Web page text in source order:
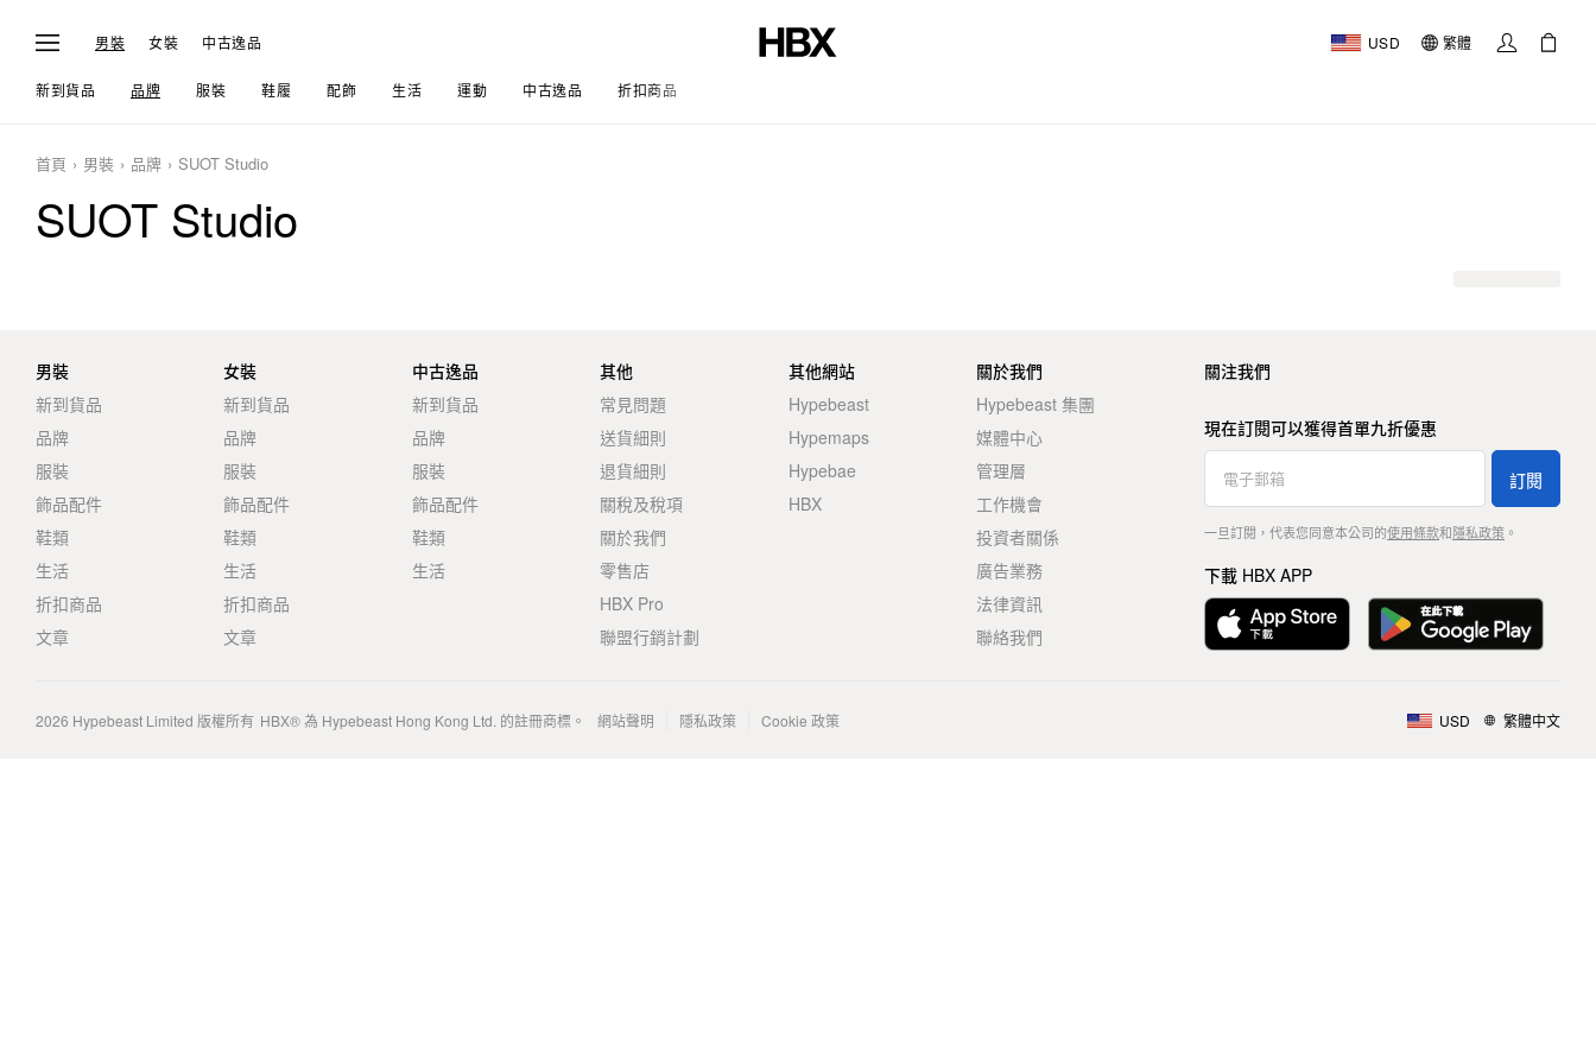
男裝 女裝 中古逸品 USD 繁體
新到貨品 品牌 服裝 鞋履 配飾 生活 運動 中古逸品 折扣商品
首頁 男裝 品牌 SUOT Studio
SUOT Studio
男裝
新到貨品
品牌
服裝
飾品配件
鞋類
生活
折扣商品
文章
女裝
新到貨品
品牌
服裝
飾品配件
鞋類
生活
折扣商品
文章
中古逸品
新到貨品
品牌
服裝
飾品配件
鞋類
生活
其他
常見問題
送貨細則
退貨細則
關稅及稅項
關於我們
零售店
HBX Pro
聯盟行銷計劃
其他網站
Hypebeast
Hypemaps
Hypebae
HBX
關於我們
Hypebeast 集團
媒體中心
管理層
工作機會
投資者關係
廣告業務
法律資訊
聯絡我們
關注我們
現在訂閱可以獲得首單九折優惠
訂閱
一旦訂閱，代表您同意本公司的使用條款和隱私政策。
下載 HBX APP
2026 Hypebeast Limited 版權所有 HBX® 為 Hypebeast Hong Kong Ltd. 的註冊商標。 網站聲明 隱私政策 Cookie 政策 USD 繁體中文